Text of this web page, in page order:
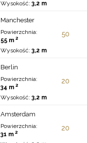
Wysokość: 3,2 m
Manchester
Powierzchnia:
55 m 2
Wysokość: 3,2 m
50
Berlin
Powierzchnia:
34 m 2
Wysokość: 3,2 m
20
Amsterdam
Powierzchnia:
31 m 2
20